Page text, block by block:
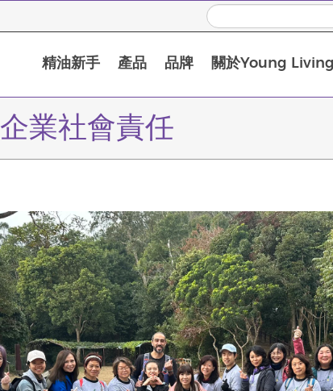
精油新手 產品 品牌 關於Young Living
企業社會責任